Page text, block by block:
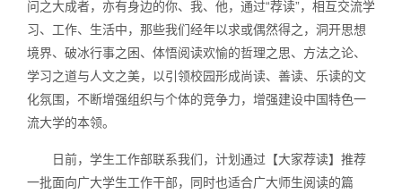
问之大成者，亦有身边的你、我、他，通过“荐读”，相互交流学
习、工作、生活中，那些我们经年以求或偶然得之，洞开思想
境界、破冰行事之困、体悟阅读欢愉的哲理之思、方法之论、
学习之道与人文之美，以引领校园形成尚读、善读、乐读的文
化氛围，不断增强组织与个体的竞争力，增强建设中国特色一
流大学的本领。
日前，学生工作部联系我们，计划通过【大家荐读】推荐
一批面向广大学生工作干部，同时也适合广大师生阅读的篇